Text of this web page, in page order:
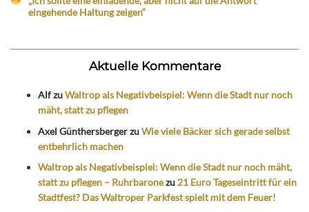
eingehende Haltung zeigen“
Aktuelle Kommentare
AlfzuWaltrop als Negativbeispiel: Wenn die Stadt nur noch
mäht, statt zu pflegen
Axel GünthersbergerzuWie viele Bäcker sich gerade selbst
entbehrlich machen
Waltrop als Negativbeispiel: Wenn die Stadt nur noch mäht,
statt zu pflegen – Ruhrbaronezu21 Euro Tageseintritt für ein
Stadtfest? Das Waltroper Parkfest spielt mit dem Feuer!